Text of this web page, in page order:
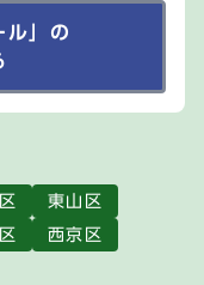
ル」の
東山区
西京区